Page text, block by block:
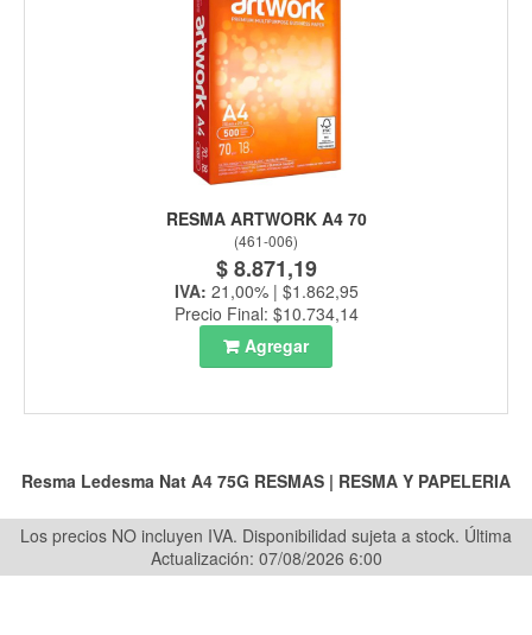
RESMA ARTWORK A4 70
(461-006)
$ 8.871,19
IVA: 21,00% | $1.862,95
Precio Final: $10.734,14
Agregar
Resma Ledesma Nat A4 75G RESMAS | RESMA Y PAPELERIA
Los precios NO incluyen IVA. Disponibilidad sujeta a stock. Última
Actualización: 07/08/2026 6:00